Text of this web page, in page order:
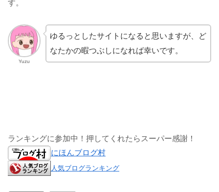
す。
Yuzu
ゆるっとしたサイトになると思いますが、ど
なたかの暇つぶしになれば幸いです。
ランキングに参加中！押してくれたらスーパー感謝！
にほんブログ村
人気ブログランキング